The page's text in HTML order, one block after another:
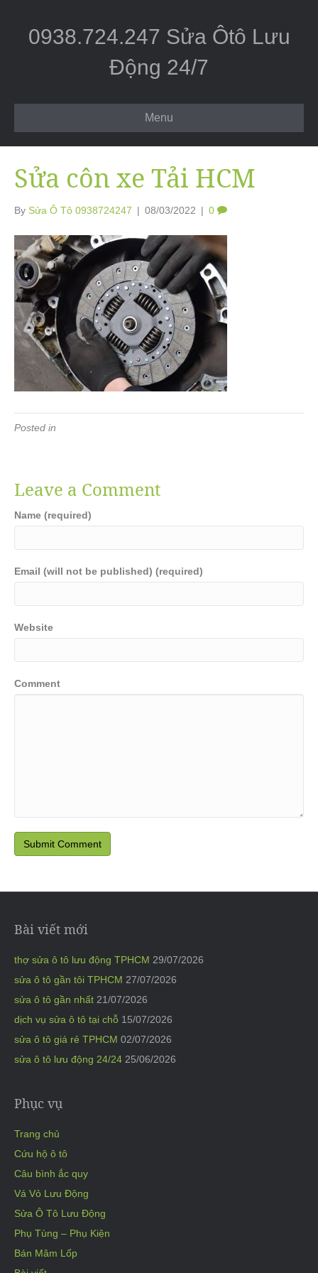
0938.724.247 Sửa Ôtô Lưu
Động 24/7
Menu
Sửa côn xe Tải HCM
By Sửa Ô Tô 0938724247 | 08/03/2022 | 0
Posted in
Leave a Comment
Name (required)
Email (will not be published) (required)
Website
Comment
Bài viết mới
thợ sửa ô tô lưu động TPHCM 29/07/2026
sửa ô tô gần tôi TPHCM 27/07/2026
sửa ô tô gần nhất 21/07/2026
dịch vụ sửa ô tô tại chỗ 15/07/2026
sửa ô tô giá rẻ TPHCM 02/07/2026
sửa ô tô lưu động 24/24 25/06/2026
Phục vụ
Trang chủ
Cứu hộ ô tô
Câu bình ắc quy
Vá Vỏ Lưu Động
Sửa Ô Tô Lưu Động
Phụ Tùng – Phụ Kiện
Bán Mâm Lốp